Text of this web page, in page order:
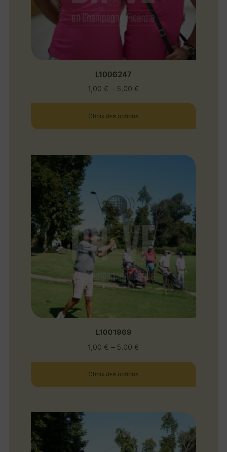
L1006247
1,00 € – 5,00 €
Choix des options
L1001969
1,00 € – 5,00 €
Choix des options